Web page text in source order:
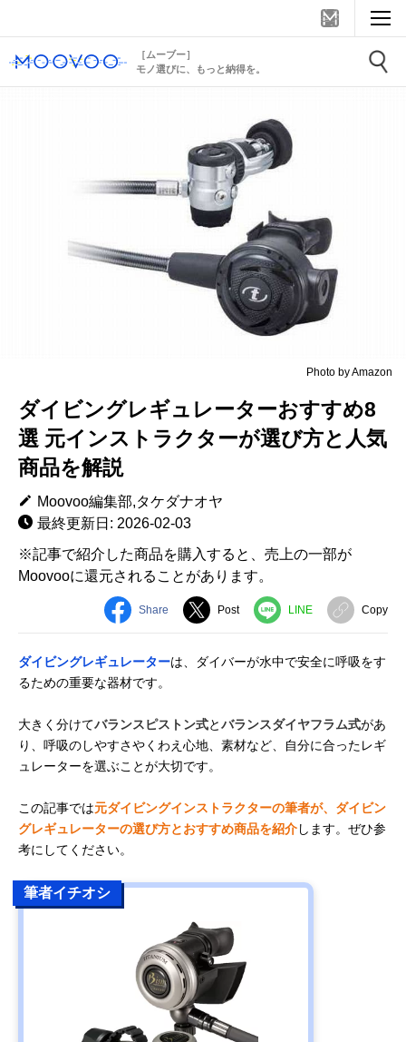
［ムーブー］
モノ選びに、もっと納得を。
Photo by Amazon
ダイビングレギュレーターおすすめ8
選 元インストラクターが選び方と人気
商品を解説
Moovoo編集部,タケダナオヤ
最終更新日: 2026-02-03
※記事で紹介した商品を購入すると、売上の一部が
Moovooに還元されることがあります。
Share Post LINE Copy
ダイビングレギュレーターは、ダイバーが水中で安全に呼吸をす
るための重要な器材です。
大きく分けてバランスピストン式とバランスダイヤフラム式があ
り、呼吸のしやすさやくわえ心地、素材など、自分に合ったレギ
ュレーターを選ぶことが大切です。
この記事では元ダイビングインストラクターの筆者が、ダイビン
グレギュレーターの選び方とおすすめ商品を紹介します。ぜひ参
考にしてください。
筆者イチオシ